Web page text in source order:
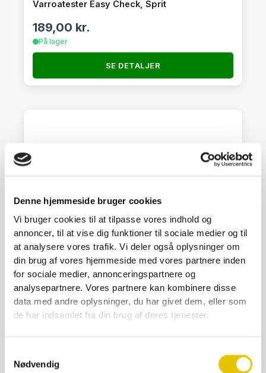
Denne hjemmeside bruger cookies
Vi bruger cookies til at tilpasse vores indhold og
annoncer, til at vise dig funktioner til sociale medier og til
at analysere vores trafik. Vi deler også oplysninger om
din brug af vores hjemmeside med vores partnere inden
for sociale medier, annonceringspartnere og
analysepartnere. Vores partnere kan kombinere disse
data med andre oplysninger, du har givet dem, eller som
de har indsamlet fra din brug af deres tjenester.
Nødvendig
Varroatester Easy Check, Sprit
189,00 kr.
På lager
SE DETALJER
Doseringsflaske 1000 ml m/sprøjtetud
75,00kr.